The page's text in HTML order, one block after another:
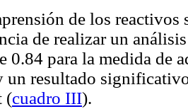
de los reactivos
de realizar un
0.84 para la medida de
un resultado
(cuadro III).